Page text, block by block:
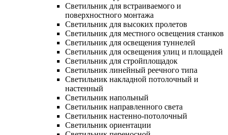
Светильник для встраиваемого и
поверхностного монтажа
Светильник для высоких пролетов
Светильник для местного освещения станков
Светильник для освещения туннелей
Светильник для освещения улиц и площадей
Светильник для стройплощадок
Светильник линейный реечного типа
Светильник накладной потолочный и
настенный
Светильник напольный
Светильник направленного света
Светильник настенно-потолочный
Светильник ориентации